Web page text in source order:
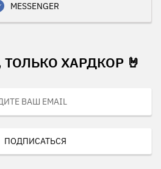
MESSENGER
ХАРДКОР 🤘
ПОДПИСАТЬСЯ